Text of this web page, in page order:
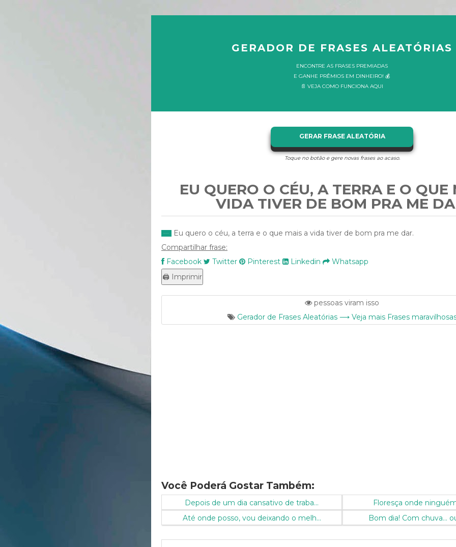
GERADOR DE FRASES ALEATÓRIAS
ENCONTRE AS FRASES PREMIADAS
E GANHE PRÊMIOS EM DINHEIRO! 💰
📄 VEJA COMO FUNCIONA AQUI
GERAR FRASE ALEATÓRIA
Toque no botão e gere novas frases ao acaso.
EU QUERO O CÉU, A TERRA E O QUE
VIDA TIVER DE BOM PRA ME
Eu quero o céu, a terra e o que mais a vida tiver de bom pra me dar.
Compartilhar frase:
Facebook
Twitter Pinterest Linkedin Whatsapp
pessoas viram isso
Gerador de Frases Aleatórias ⟶ Veja mais Frases
Você Poderá Gostar Também:
Depois de um dia cansativo de traba...
Floresça onde
Até onde posso, vou deixando o melh...
Bom dia! Com chuva...